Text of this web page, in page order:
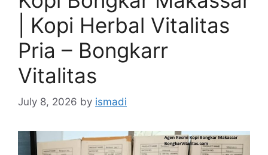
| Kopi Herbal Vitalitas
Pria – Bongkarr
Vitalitas
July 8, 2026 by ismadi